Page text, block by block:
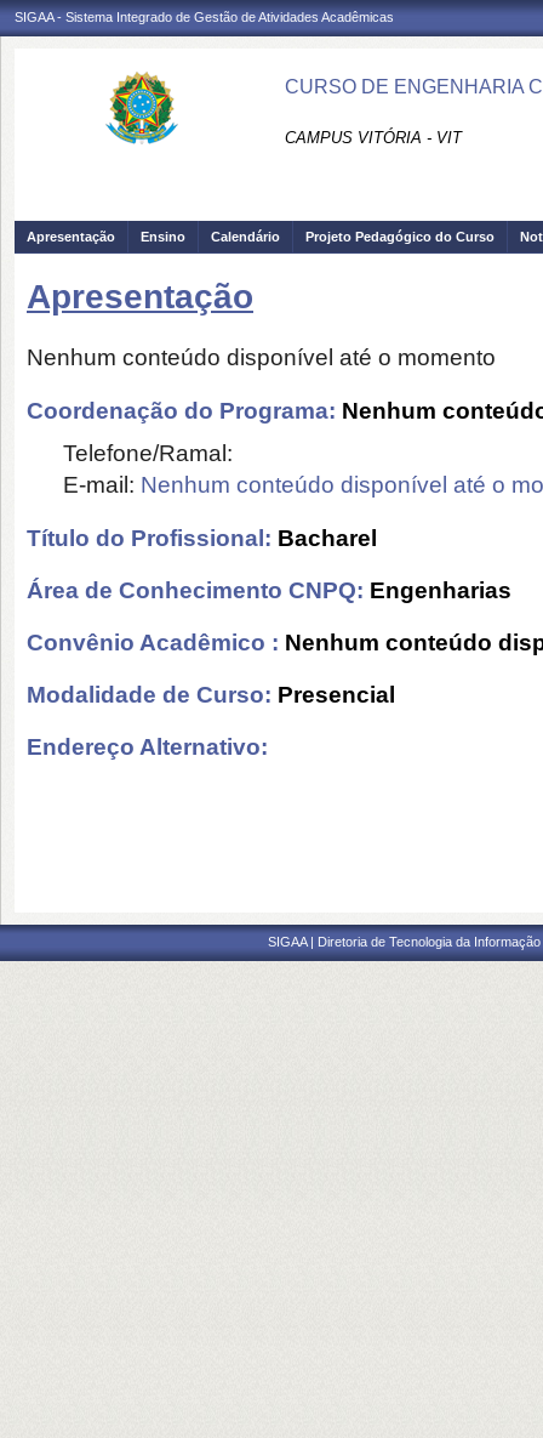
SIGAA - Sistema Integrado de Gestão de Atividades Acadêmicas
CURSO DE ENGENHARIA
CAMPUS VITÓRIA - VIT
Apresentação Ensino Calendário Projeto Pedagógico do Curso
Apresentação
Nenhum conteúdo disponível até o momento
Coordenação do Programa: Nenhum
Telefone/Ramal:
E-mail: Nenhum conteúdo disponível até o
Título do Profissional: Bacharel
Área de Conhecimento CNPQ: Engenharias
Convênio Acadêmico : Nenhum conteúdo
Modalidade de Curso: Presencial
Endereço Alternativo:
SIGAA | Diretoria de Tecnologia da